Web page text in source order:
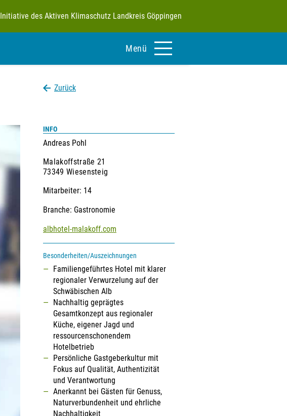
Initiative des Aktiven Klimaschutz Landkreis Göppingen
Menü
Zurück
INFO
Andreas Pohl
Malakoffstraße 21
73349 Wiesensteig
Mitarbeiter 14
Branche Gastronomie
albhotel-malakoff.com
Besonderheiten/Auszeichnungen
Familiengeführtes Hotel mit klarer
regionaler Verwurzelung auf der
Schwäbischen Alb
Nachhaltig geprägtes
Gesamtkonzept aus regionaler
Küche, eigener Jagd und
ressourcenschonendem
Hotelbetrieb
Persönliche Gastgeberkultur mit
Fokus auf Qualität, Authentizität
und Verantwortung
Anerkannt bei Gästen für Genuss,
Naturverbundenheit und ehrliche
Nachhaltigkeit